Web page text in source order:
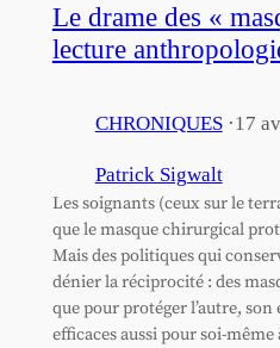
Le drame des «
lecture
CHRONIQUES·17
Patrick Sigwalt
Les soignants (ceux sur le
que le masque chirurgical
Mais des politiques qui
dénier la réciprocité : des
que pour protéger l’autre,
efficaces aussi pour soi-même